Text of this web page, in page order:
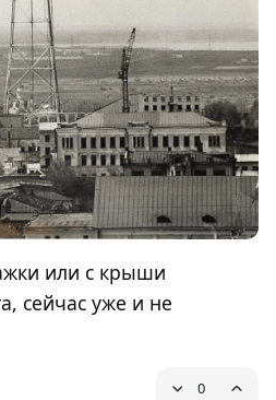
или с крыши
сейчас уже и не
0